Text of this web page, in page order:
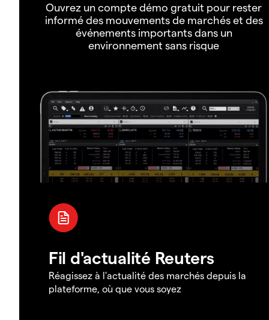
Ouvrez un compte démo gratuit pour rester
informé des mouvements de marchés et des
événements importants dans un
environnement sans risque
Fil d'actualité Reuters
Réagissez à l'actualité des marchés depuis la
plateforme, où que vous soyez